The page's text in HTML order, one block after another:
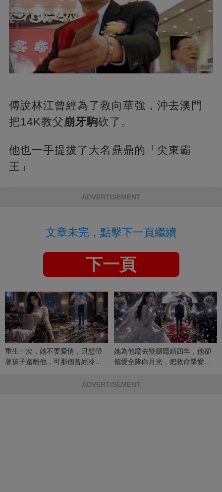
傳說林江曾經為了救向華強，沖去澳門
把14K教父崩牙駒砍了。
他也一手提拔了大名鼎鼎的「尖東霸
王」
ADVERTISEMENT
文章未完，點擊下一頁繼續
下一頁
重生一次，她不要愛情，只想帶
著孩子遠離他，可那個曾經冷漠
她為他廢去雙腿隱婚四年，他卻
偏愛全隊白月光，把救命摯愛當
ADVERTISEMENT